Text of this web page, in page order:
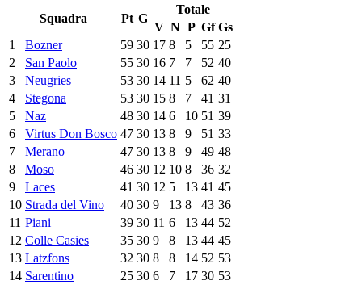
Squadra
Pt G
Totale
V N P Gf Gs
1
Bozner 59 30 17 8 5 55 25
2
San Paolo 55 30 16 7 7 52 40
3
Neugries 53 30 14 11 5 62 40
4
Stegona 53 30 15 8 7 41 31
5
Naz 48 30 14 6 10 51 39
6
Virtus Don Bosco 47 30 13 8 9 51 33
7
Merano 47 30 13 8 9 49 48
8
Moso 46 30 12 10 8 36 32
9
Laces 41 30 12 5 13 41 45
10 Strada del Vino 40 30 9 13 8 43 36
11 Piani 39 30 11 6 13 44 52
12 Colle Casies 35 30 9 8 13 44 45
13 Latzfons 32 30 8 8 14 52 53
14 Sarentino 25 30 6 7 17 30 53